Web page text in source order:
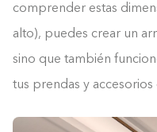
comprender estas
alto), puedes crear un
sino que también
tus prendas y